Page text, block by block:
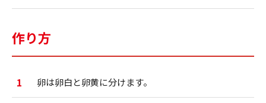
作り方
1 卵は卵白と卵黄に分けます。